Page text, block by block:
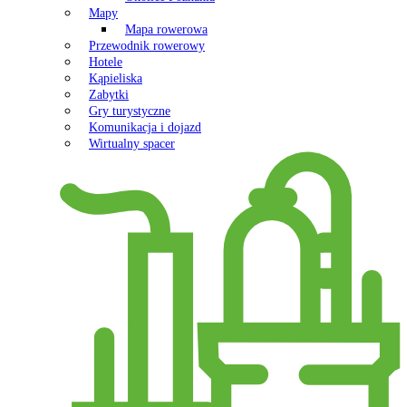
Mapy
Mapa rowerowa
Przewodnik rowerowy
Hotele
Kąpieliska
Zabytki
Gry turystyczne
Komunikacja i dojazd
Wirtualny spacer